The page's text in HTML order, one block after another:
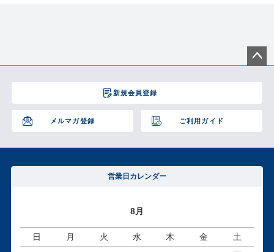
新規会員登録
メルマガ登録 ご利用ガイド
ジト
へ
営業日カレンダー
8月
日 月 火 水 木 金 土